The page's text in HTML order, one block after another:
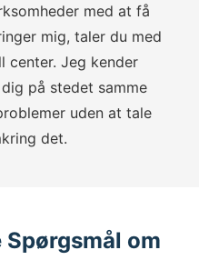
med at få
mig, taler du med
center. Jeg kender
på stedet samme
uden at tale
det.
om